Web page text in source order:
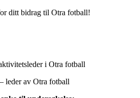
ditt bidrag til Otra fotball!
i Otra fotball
leder av Otra fotball